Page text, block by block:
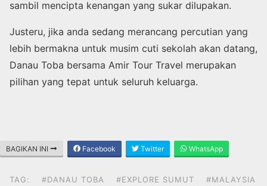
sambil mencipta kenangan yang sukar dilupakan.
Justeru, jika anda sedang merancang percutian yang
lebih bermakna untuk musim cuti sekolah akan datang,
Danau Toba bersama Amir Tour Travel merupakan
pilihan yang tepat untuk seluruh keluarga.
BAGIKAN INI Facebook Twitter WhatsApp
TAG: #DANAU TOBA #EXPLORE SUMUT
#MALAYSIA